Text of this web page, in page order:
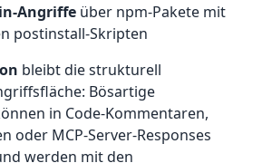
Angriffe über npm-Pakete mit
postinstall-Skripten
bleibt die strukturell
Bösartige
in Code-Kommentaren,
oder MCP-Server-Responses
werden mit den